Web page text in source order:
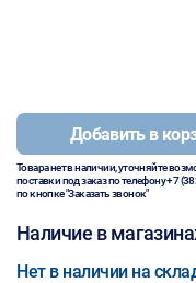
Добавить в
Товара нет в наличии, уточняйте
поставки под заказ по телефону+7
по кнопке "Заказать звонок"
Наличие в
Нет в наличии на